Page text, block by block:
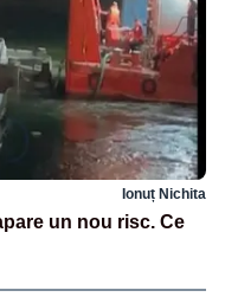
Ionuț Nichita
un nou risc. Ce